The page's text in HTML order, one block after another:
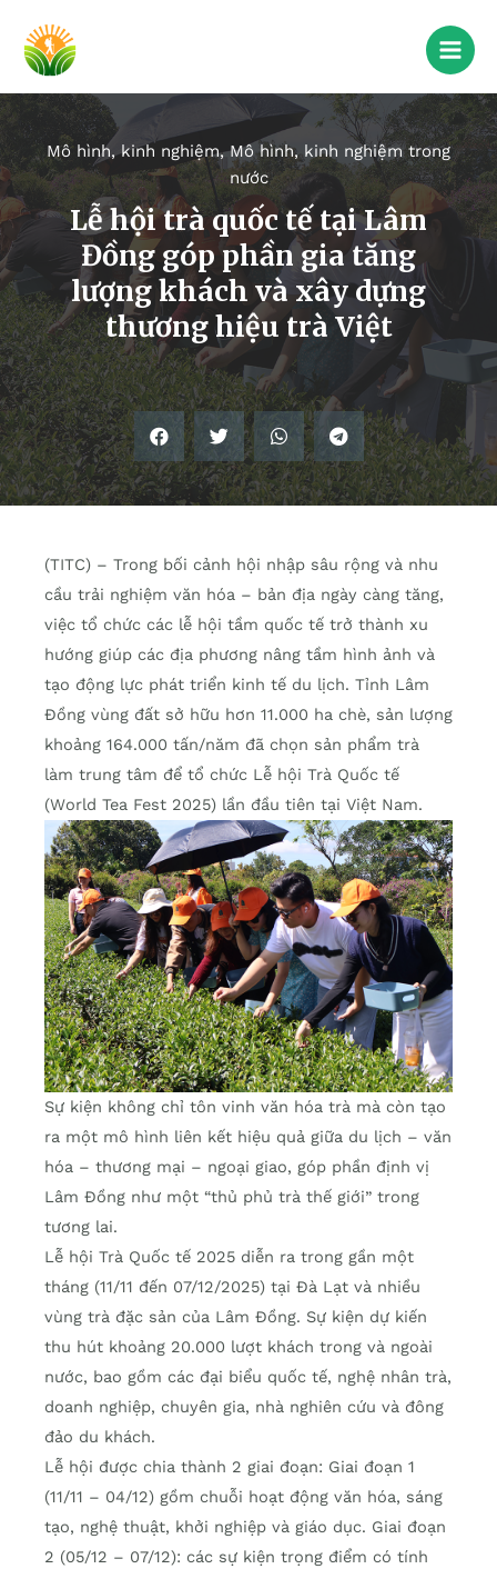
Mô hình, kinh nghiệm,Mô hình, kinh nghiệm trong
nước
Lễ hội trà quốc tế tại Lâm
Đồng góp phần gia tăng
lượng khách và xây dựng
thương hiệu trà Việt
(TITC) – Trong bối cảnh hội nhập sâu rộng và nhu
cầu trải nghiệm văn hóa – bản địa ngày càng tăng,
việc tổ chức các lễ hội tầm quốc tế trở thành xu
hướng giúp các địa phương nâng tầm hình ảnh và
tạo động lực phát triển kinh tế du lịch. Tỉnh Lâm
Đồng vùng đất sở hữu hơn 11.000 ha chè, sản lượng
khoảng 164.000 tấn/năm đã chọn sản phẩm trà
làm trung tâm để tổ chức Lễ hội Trà Quốc tế
(World Tea Fest 2025) lần đầu tiên tại Việt Nam.
Sự kiện không chỉ tôn vinh văn hóa trà mà còn tạo
ra một mô hình liên kết hiệu quả giữa du lịch – văn
hóa – thương mại – ngoại giao, góp phần định vị
Lâm Đồng như một “thủ phủ trà thế giới” trong
tương lai.
Lễ hội Trà Quốc tế 2025 diễn ra trong gần một
tháng (11/11 đến 07/12/2025) tại Đà Lạt và nhiều
vùng trà đặc sản của Lâm Đồng. Sự kiện dự kiến
thu hút khoảng 20.000 lượt khách trong và ngoài
nước, bao gồm các đại biểu quốc tế, nghệ nhân trà,
doanh nghiệp, chuyên gia, nhà nghiên cứu và đông
đảo du khách.
Lễ hội được chia thành 2 giai đoạn: Giai đoạn 1
(11/11 – 04/12) gồm chuỗi hoạt động văn hóa, sáng
tạo, nghệ thuật, khởi nghiệp và giáo dục. Giai đoạn
2 (05/12 – 07/12): các sự kiện trọng điểm có tính